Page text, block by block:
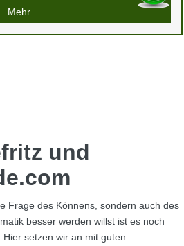
Mehr...
und
Frage des Könnens, sondern auch des
besser werden willst ist es noch
setzen wir an mit guten